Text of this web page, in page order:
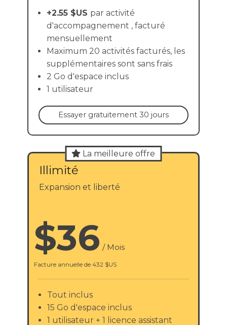
+2.55 $US par activité
d'accompagnement , facturé
mensuellement
Maximum 20 activités facturés, les
supplémentaires sont sans frais
2 Go d'espace inclus
1 utilisateur
Essayer gratuitement 30 jours
La meilleure offre
Illimité
Expansion et liberté
$36 / Mois
Facture annuelle de 432 $US
Tout inclus
15 Go d'espace inclus
1 utilisateur + 1 licence assistant